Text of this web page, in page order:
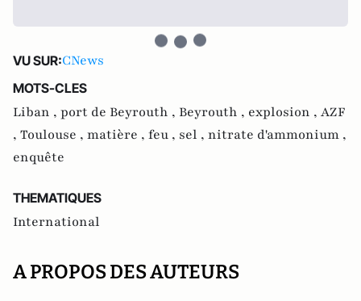
VU SUR:CNews
MOTS-CLES
Liban , port de Beyrouth , Beyrouth , explosion , AZF
, Toulouse , matière , feu , sel , nitrate d'ammonium ,
enquête
THEMATIQUES
International
A PROPOS DES AUTEURS